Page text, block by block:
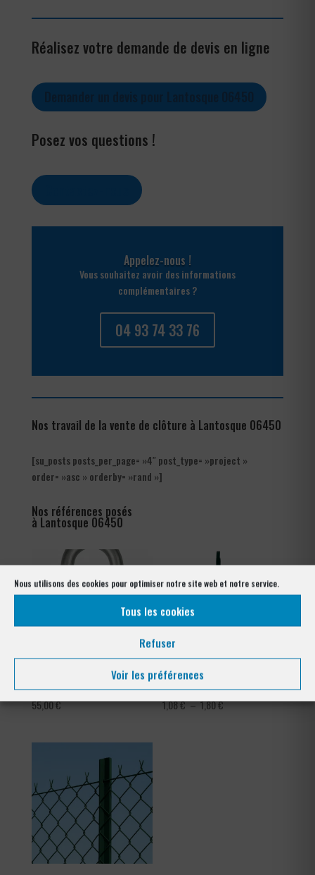
Nous utilisons des cookies pour optimiser notre site web et notre service.
Tous les cookies
Refuser
Voir les préférences
Réalisez votre demande de devis en ligne
Posez vos questions !
Appelez-nous !
Vous souhaitez avoir des informations
complémentaires ?
04 93 74 33 76
Nos travail de la vente de clôture à Lantosque 06450
[su_posts posts_per_page= »4″ post_type= »project »
order= »asc » orderby= »rand »]
Nos références posés
à Lantosque 06450
Crampillons
55,00€
Tendeur Plastifié
1,08€–1,80€Plage